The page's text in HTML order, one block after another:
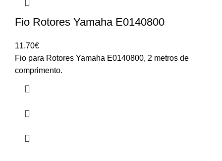
Fio Rotores Yamaha E0140800
11.70€
Fio para Rotores Yamaha E0140800, 2 metros de
comprimento.